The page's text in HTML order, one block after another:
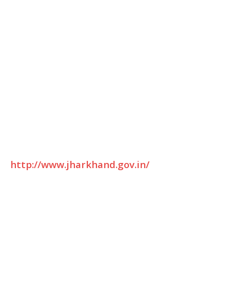
http://www.jharkhand.gov.in/